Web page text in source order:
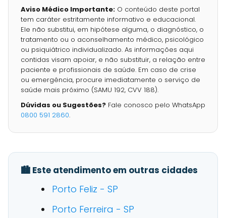
Aviso Médico Importante: O conteúdo deste portal
tem caráter estritamente informativo e educacional.
Ele não substitui, em hipótese alguma, o diagnóstico, o
tratamento ou o aconselhamento médico, psicológico
ou psiquiátrico individualizado. As informações aqui
contidas visam apoiar, e não substituir, a relação entre
paciente e profissionais de saúde. Em caso de crise
ou emergência, procure imediatamente o serviço de
saúde mais próximo (SAMU 192, CVV 188).
Dúvidas ou Sugestões? Fale conosco pelo WhatsApp
0800 591 2860.
🏙️ Este atendimento em outras cidades
Porto Feliz - SP
Porto Ferreira - SP